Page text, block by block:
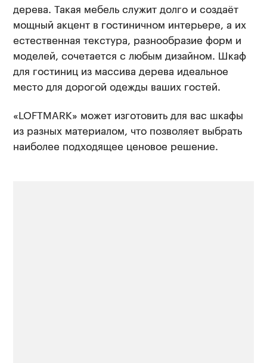
дерева. Такая мебель служит долго и создаёт
мощный акцент в гостиничном интерьере, а их
естественная текстура, разнообразие форм и
моделей, сочетается с любым дизайном. Шкаф
для гостиниц из массива дерева идеальное
место для дорогой одежды ваших гостей.
«LOFTMARK» может изготовить для вас шкафы
из разных материалом, что позволяет выбрать
наиболее подходящее ценовое решение.